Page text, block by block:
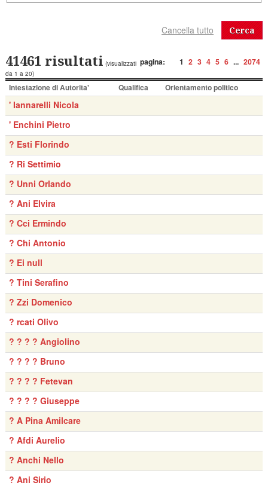
Cerca
pagina: 1 2 3 4 5 6 ... 2074
41461 risultati (visualizzati
da 1 a 20)
Intestazione di Autorita' Qualifica Orientamento politico
' Iannarelli Nicola
' Enchini Pietro
? Esti Florindo
? Ri Settimio
? Unni Orlando
? Ani Elvira
? Cci Ermindo
? Chi Antonio
? Ei null
? Tini Serafino
? Zzi Domenico
? rcati Olivo
? ? ? ? Angiolino
? ? ? ? Bruno
? ? ? ? Fetevan
? ? ? ? Giuseppe
? A Pina Amilcare
? Afdi Aurelio
? Anchi Nello
? Ani Sirio